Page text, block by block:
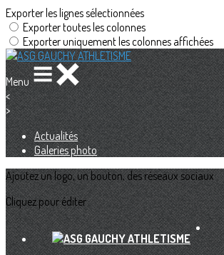
Exporter les lignes sélectionnées
Exporter toutes les colonnes
Exporter uniquement les colonnes affichées
Menu
<
>
Actualités
Galeries photo
Ajoutez un logo, un bouton, des réseaux sociaux
Cliquez pour éditer